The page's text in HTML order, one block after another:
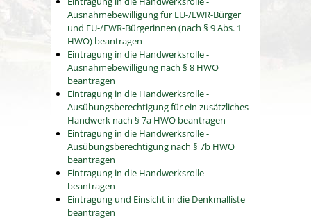
Ausnahmebewilligung für EU-/EWR-Bürger
und EU-/EWR-Bürgerinnen (nach § 9 Abs. 1
HWO) beantragen
Eintragung in die Handwerksrolle -
Ausnahmebewilligung nach § 8 HWO
beantragen
Eintragung in die Handwerksrolle -
Ausübungsberechtigung für ein zusätzliches
Handwerk nach § 7a HWO beantragen
Eintragung in die Handwerksrolle -
Ausübungsberechtigung nach § 7b HWO
beantragen
Eintragung in die Handwerksrolle
beantragen
Eintragung und Einsicht in die Denkmalliste
beantragen